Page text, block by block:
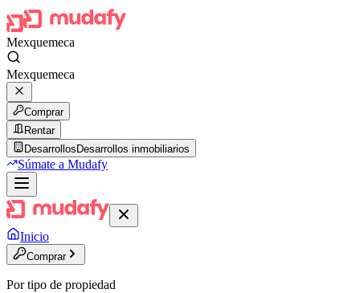
Mexquemeca
Mexquemeca
Comprar
Rentar
Desarrollos Desarrollos inmobiliarios
Súmate a Mudafy
Inicio
Comprar
Por tipo de propiedad